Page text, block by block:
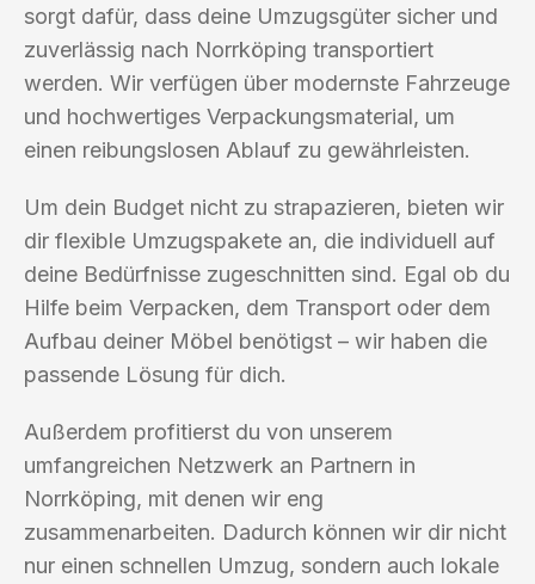
sorgt dafür, dass deine Umzugsgüter sicher und
zuverlässig nach Norrköping transportiert
werden. Wir verfügen über modernste Fahrzeuge
und hochwertiges Verpackungsmaterial, um
einen reibungslosen Ablauf zu gewährleisten.
Um dein Budget nicht zu strapazieren, bieten wir
dir flexible Umzugspakete an, die individuell auf
deine Bedürfnisse zugeschnitten sind. Egal ob du
Hilfe beim Verpacken, dem Transport oder dem
Aufbau deiner Möbel benötigst – wir haben die
passende Lösung für dich.
Außerdem profitierst du von unserem
umfangreichen Netzwerk an Partnern in
Norrköping, mit denen wir eng
zusammenarbeiten. Dadurch können wir dir nicht
nur einen schnellen Umzug, sondern auch lokale